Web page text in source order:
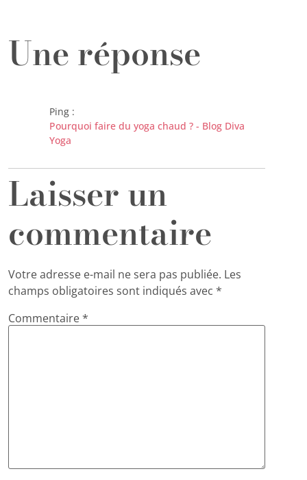
Une réponse
Ping :
Pourquoi faire du yoga chaud ? - Blog Diva
Yoga
Laisser un
commentaire
Votre adresse e-mail ne sera pas publiée. Les
champs obligatoires sont indiqués avec*
Commentaire*